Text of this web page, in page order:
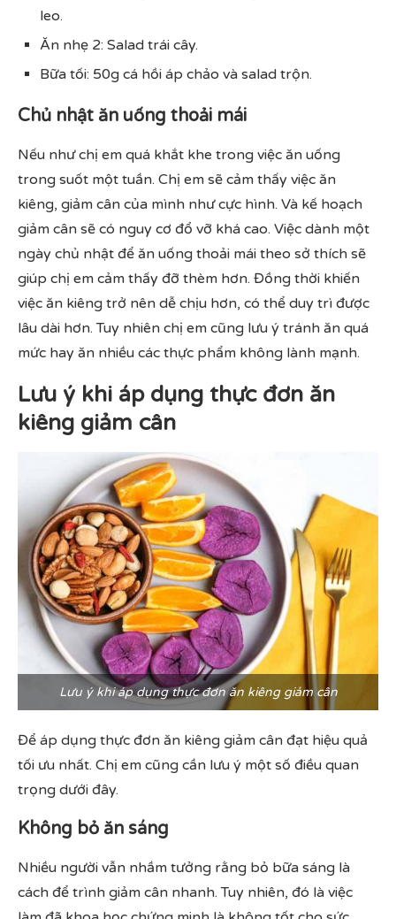
leo.
Ăn nhẹ 2: Salad trái cây.
Bữa tối: 50g cá hồi áp chảo và salad trộn.
Chủ nhật ăn uống thoải mái
Nếu như chị em quá khắt khe trong việc ăn uống
trong suốt một tuần. Chị em sẽ cảm thấy việc ăn
kiêng, giảm cân của mình như cực hình. Và kế hoạch
giảm cân sẽ có nguy cơ đổ vỡ khá cao. Việc dành một
ngày chủ nhật để ăn uống thoải mái theo sở thích sẽ
giúp chị em cảm thấy đỡ thèm hơn. Đồng thời khiến
việc ăn kiêng trở nên dễ chịu hơn, có thể duy trì được
lâu dài hơn. Tuy nhiên chị em cũng lưu ý tránh ăn quá
mức hay ăn nhiều các thực phẩm không lành mạnh.
Lưu ý khi áp dụng thực đơn ăn
kiêng giảm cân
Lưu ý khi áp dụng thực đơn ăn kiêng giảm cân
Để áp dụng thực đơn ăn kiêng giảm cân đạt hiệu quả
tối ưu nhất. Chị em cũng cần lưu ý một số điều quan
trọng dưới đây.
Không bỏ ăn sáng
Nhiều người vẫn nhầm tưởng rằng bỏ bữa sáng là
cách để trình giảm cân nhanh. Tuy nhiên, đó là việc